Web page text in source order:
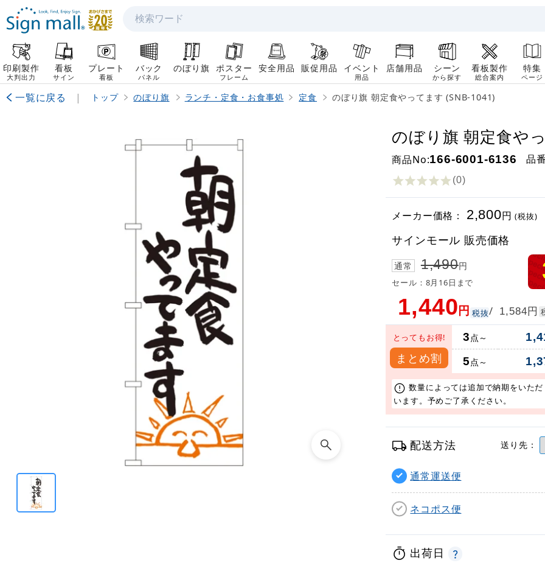
検索
印刷製作
大判出力
看板
サイン
プレート
看板
バック
パネル
のぼり旗 ポスター
フレーム
安全用品 販促用品 イベント
用品
店舗用品 シーン
から探す
看板製作
総合案内
特集
ページ
一覧に戻る | トップ のぼり旗 ランチ・定食・お食事処 定食 のぼり旗 朝定食やってます (SNB-1041)
のぼり旗 朝定食や
商品No:166-6001-6136 品
(0)
メーカー価格： 2,800円(税抜)
サインモール 販売価格
通常 1,490円
セール：8月16日まで
1,440円 税抜/ 1,584円
とってもお得!
まとめ割
3点～
5点～
数量によっては追加で納期をいた
います。予めご了承ください。
配送方法 送り先：
通常運送便
ネコポス便
出荷日